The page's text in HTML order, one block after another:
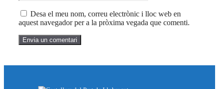
Desa el meu nom, correu electrònic i lloc web en
aquest navegador per a la pròxima vegada que comenti.